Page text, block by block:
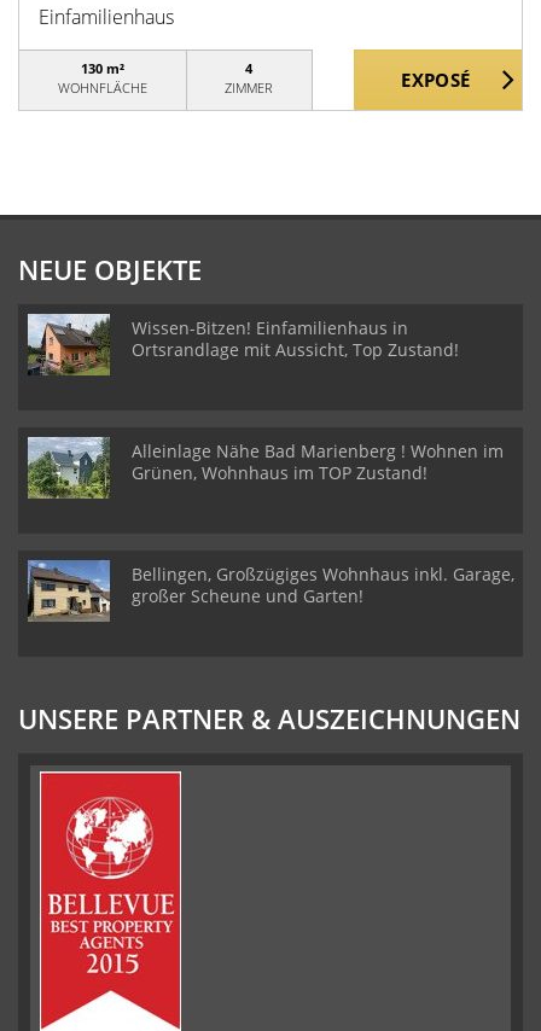
Einfamilienhaus
130 m²
WOHNFLÄCHE
4
ZIMMER
NEUE OBJEKTE
Wissen-Bitzen! Einfamilienhaus in
Ortsrandlage mit Aussicht, Top Zustand!
Alleinlage Nähe Bad Marienberg ! Wohnen im
Grünen, Wohnhaus im TOP Zustand!
Bellingen, Großzügiges Wohnhaus inkl. Garage,
großer Scheune und Garten!
UNSERE PARTNER & AUSZEICHNUNGEN